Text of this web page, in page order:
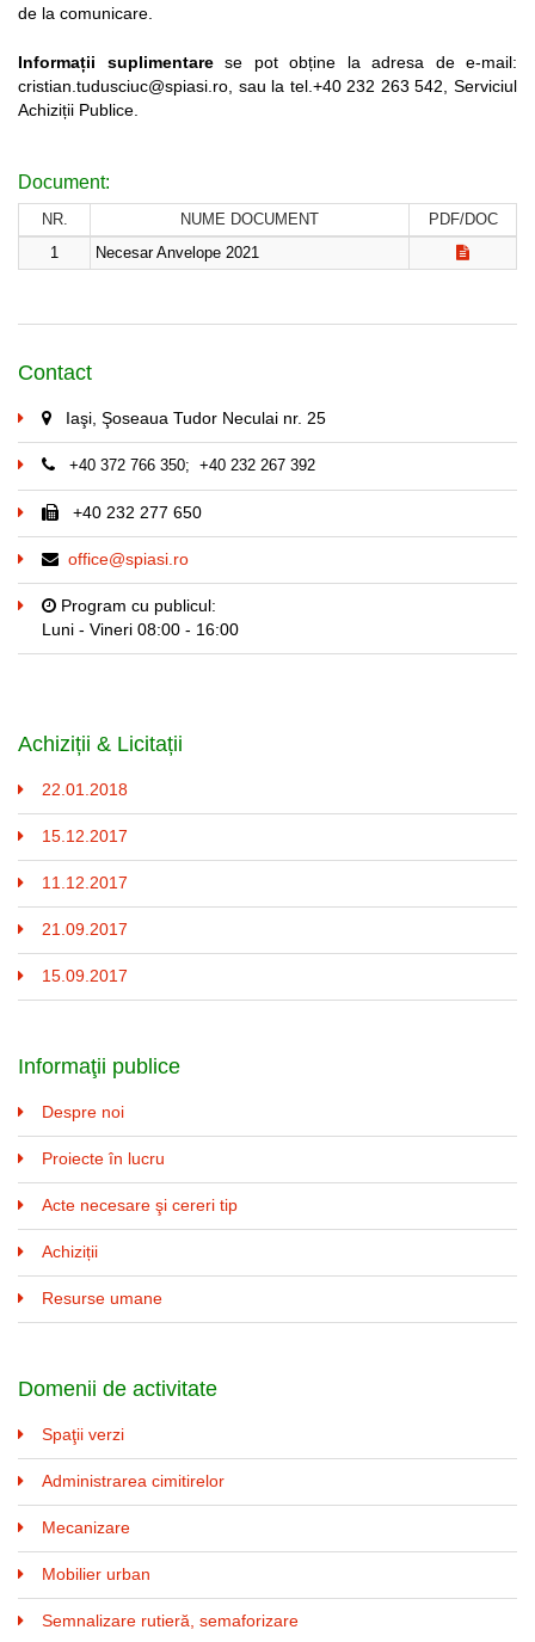
de la comunicare.
Informații suplimentarese pot obține la adresa de e-mail:
cristian.tudusciuc@spiasi.ro, sau la tel.+40 232 263 542, Serviciul
Achiziții Publice.
Document:
NR. NUME DOCUMENT
PDF/DOC
1
Necesar Anvelope 2021
Contact
Iaşi, Şoseaua Tudor Neculai nr. 25
+40 372 766 350; +40 232 267 392
+40 232 277 650
office@spiasi.ro
Program cu publicul:
Luni - Vineri 08:00 - 16:00
Achiziții & Licitații
22.01.2018
15.12.2017
11.12.2017
21.09.2017
15.09.2017
Informaţii publice
Despre noi
Proiecte în lucru
Acte necesare şi cereri tip
Achiziții
Resurse umane
Domenii de activitate
Spaţii verzi
Administrarea cimitirelor
Mecanizare
Mobilier urban
Semnalizare rutieră, semaforizare